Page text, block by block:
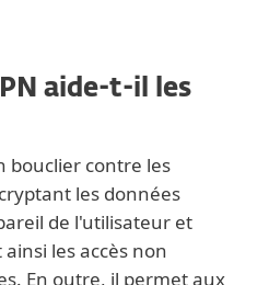
aide-t-il les
bouclier contre les
les données
de l'utilisateur et
les accès non
En outre, il permet aux